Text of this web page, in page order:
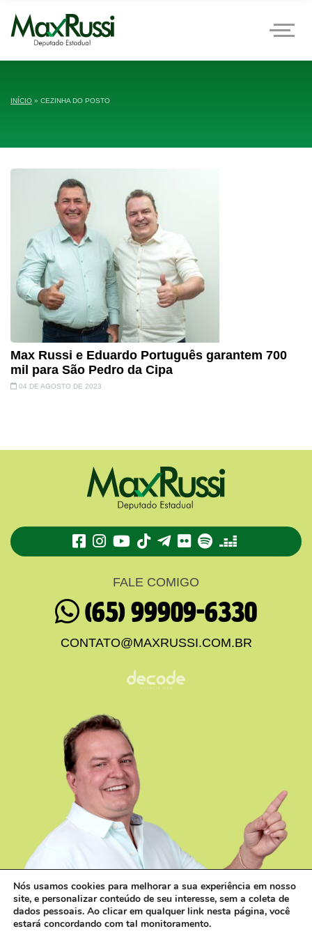
INÍCIO » CEZINHA DO POSTO
Max Russi e Eduardo Português garantem 700
mil para São Pedro da Cipa
04 DE AGOSTO DE 2023
TikTokTelegram
FlickrSpotifyDeezer
FALE COMIGO
(65) 99909-6330
CONTATO@MAXRUSSI.COM.BR
Nós usamos cookies para melhorar a sua experiência em nosso
site, e personalizar conteúdo de seu interesse, sem a coleta de
dados pessoais. Ao clicar em qualquer link nesta página, você
estará concordando com tal monitoramento.